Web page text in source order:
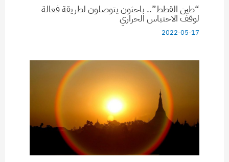
“طين القطط”.. باحثون يتوصلون لطريقة فعالة
لوقف الاحتباس الحراري
2022-05-17